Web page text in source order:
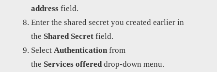
address field.
Enter the shared secret you created earlier in
the Shared Secret field.
Select Authentication from
the Services offereddrop-down menu.